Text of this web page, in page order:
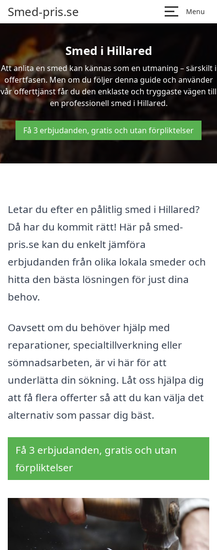
Smed-pris.se Menu
Smed i Hillared
Att anlita en smed kan kännas som en utmaning – särskilt i
offertfasen. Men om du följer denna guide och använder
vår offerttjänst får du den enklaste och tryggaste vägen till
en professionell smed i Hillared.
Få 3 erbjudanden, gratis och utan förpliktelser
Letar du efter en pålitlig smed i Hillared?
Då har du kommit rätt! Här på smed-
pris.se kan du enkelt jämföra
erbjudanden från olika lokala smeder och
hitta den bästa lösningen för just dina
behov.
Oavsett om du behöver hjälp med
reparationer, specialtillverkning eller
sömnadsarbeten, är vi här för att
underlätta din sökning. Låt oss hjälpa dig
att få flera offerter så att du kan välja det
alternativ som passar dig bäst.
Få 3 erbjudanden, gratis och utan
förpliktelser